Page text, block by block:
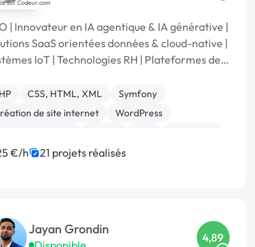
| Innovateur en IA agentique & IA générative |
SaaS orientées données & cloud-native |
IoT | Technologies RH | Plateformes de
CSS, HTML, XML
Symfony
de site internet
WordPress
de projet
€/h 21 projets réalisés
Jayan Grondin
4,89